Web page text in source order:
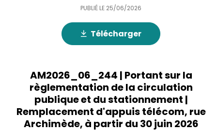
PUBLIÉ LE 25/06/2026
Télécharger
AM2026_06_244 | Portant sur la
règlementation de la circulation
publique et du stationnement |
Remplacement d'appuis télécom, rue
Archimède, à partir du 30 juin 2026